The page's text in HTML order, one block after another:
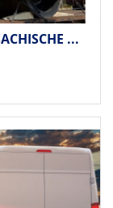
...